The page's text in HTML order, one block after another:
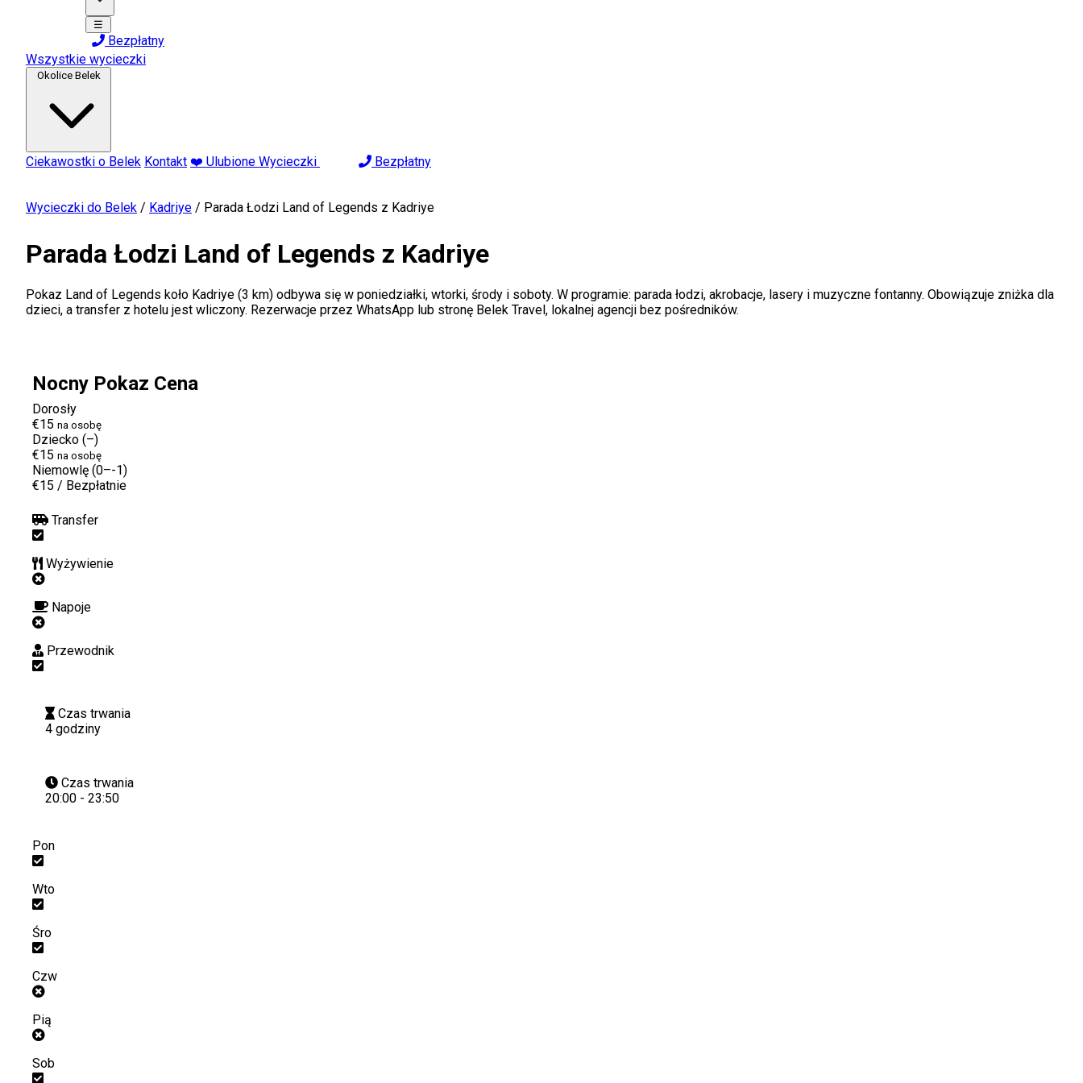
☰
Bezpłatny
Wszystkie wycieczki
Okolice Belek
Ciekawostki o Belek Kontakt ❤️ Ulubione Wycieczki Bezpłatny
Wycieczki do Belek / Kadriye / Parada Łodzi Land of Legends z Kadriye
Parada Łodzi Land of Legends z Kadriye
Pokaz Land of Legends koło Kadriye (3 km) odbywa się w poniedziałki, wtorki, środy i soboty. W programie: parada łodzi, akrobacje, lasery i muzyczne fontanny. Obowiązuje zniżka dla
dzieci, a transfer z hotelu jest wliczony. Rezerwacje przez WhatsApp lub stronę Belek Travel, lokalnej agencji bez pośredników.
Nocny Pokaz Cena
Dorosły
€15 na osobę
Dziecko (–)
€15 na osobę
Niemowlę (0–-1)
€15 / Bezpłatnie
Transfer
Wyżywienie
Napoje
Przewodnik
Czas trwania
4 godziny
Czas trwania
20:00 - 23:50
Pon
Wto
Śro
Czw
Pią
Sob